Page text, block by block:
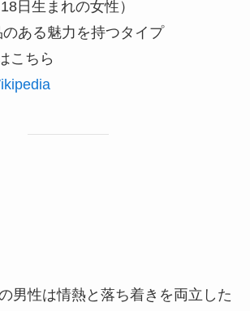
日生まれの女性）
ある魅力を持つタイプ
こちら
男性は情熱と落ち着きを両立した